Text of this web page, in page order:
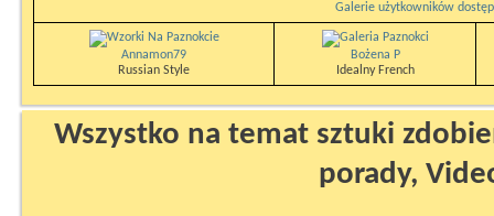
Galerie użytkowników
Annamon79
Russian Style
Bożena P
Idealny French
Wszystko na temat sztuki
porady,